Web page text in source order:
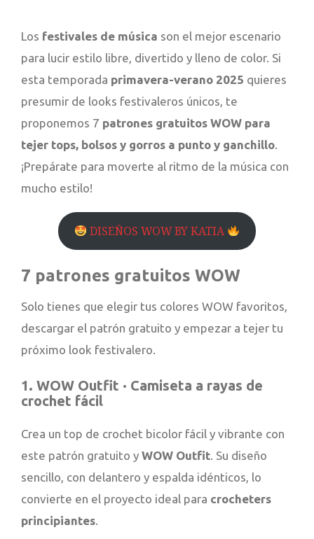
Los festivales de música son el mejor escenario
para lucir estilo libre, divertido y lleno de color. Si
esta temporada primavera-verano 2025 quieres
presumir de looks festivaleros únicos, te
proponemos 7 patrones gratuitos WOW para
tejer tops, bolsos y gorros a punto y ganchillo.
¡Prepárate para moverte al ritmo de la música con
mucho estilo!
DISEÑOS WOW BY KATIA
7 patrones gratuitos WOW
Solo tienes que elegir tus colores WOW favoritos,
descargar el patrón gratuito y empezar a tejer tu
próximo look festivalero.
1. WOW Outfit · Camiseta a rayas de
crochet fácil
Crea un top de crochet bicolor fácil y vibrante con
este patrón gratuito y WOW Outfit. Su diseño
sencillo, con delantero y espalda idénticos, lo
convierte en el proyecto ideal para crocheters
principiantes.